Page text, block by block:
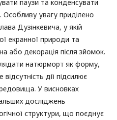
паузи та конденсувати
Особливу увагу приділено
Дузінкевича, у якій
екранної природи та
або декорація після зйомок.
натюрморт як форму,
дії підсилює
У висновках
досліджень
структури, що поєднує